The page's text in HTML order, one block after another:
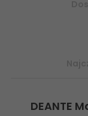
DEANTE